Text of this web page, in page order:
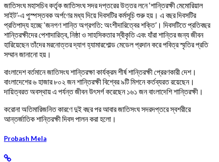
জাতিসংঘ মহাসচিব কর্তৃক জাতিসংঘ সদর দপ্তরের উত্তর লনে ‘শান্তিরক্ষী মেমোরিয়াল
সাইট’-এ পুস্পস্তবক অর্পণের মধ্য দিয়ে দিবসটির কর্মসূচি শুরু হয়। এ বছর দিবসটির
প্রতিপাদ্য হচ্ছে ‘জনগণ শান্তি অগ্রগতি: অংশীদারিত্বের শক্তি’। দিবসটিতে প্রতিবছর
শান্তিরক্ষীদের পেশাদারিত্ব, নিষ্ঠা ও সাহসিকতার স্বীকৃতি এবং যাঁরা শান্তির জন্য জীবন
হারিয়েছেন তাঁদের মরনোত্তর দ্যাগ হ্যামারশোল্ড মেডেল প্রদান করে পবিত্র স্মৃতির প্রতি
সম্মান জানানো হয়।
বাংলাদেশ বর্তমানে জাতিসংঘ শান্তিরক্ষা কার্যক্রম শীর্ষ শান্তিরক্ষী প্রেরণকারী দেশ।
বাংলাদেশের ৬ হাজার ৮০২ জন শান্তিরক্ষী বিশ্বের ৯টি মিশনে কর্তব্যরত রয়েছেন।
দায়িত্বরত অবস্থায় এ পর্যন্ত জীবন উৎসর্গ করেছেন ১৬১ জন বাংলাদেশি শান্তিরক্ষী।
করোনা অতিমারিজনিত কারণে দুই বছর পর আবার জাতিসংঘ সদরদপ্তরে স্বশরীরে
আন্তর্জাতিক শান্তিরক্ষী দিবস পালন করা হলো।
Probash Mela